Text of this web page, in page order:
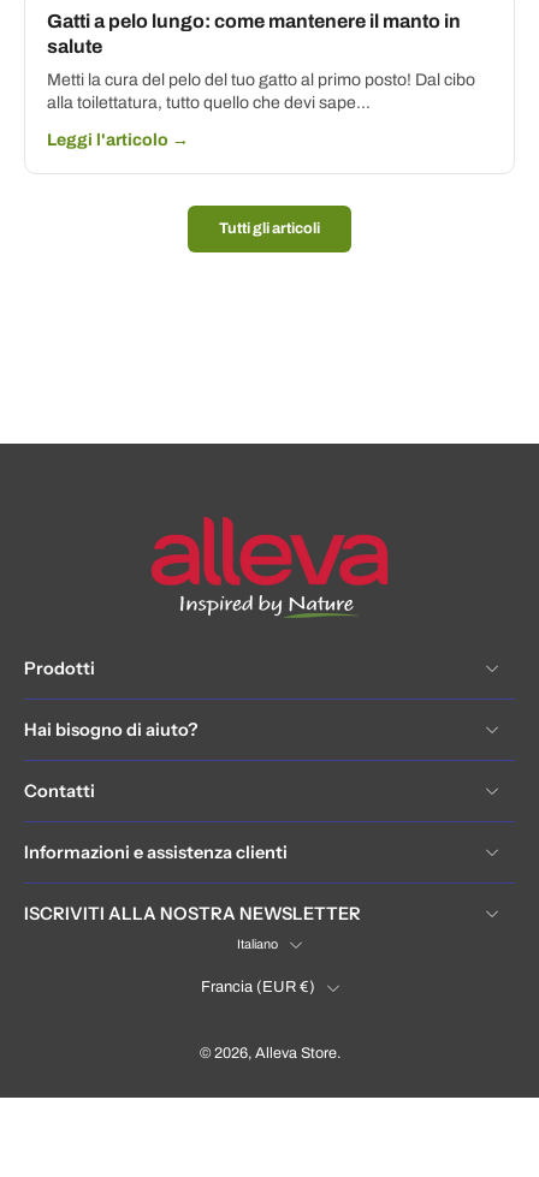
Gatti a pelo lungo: come mantenere il manto in
salute
Metti la cura del pelo del tuo gatto al primo posto! Dal cibo
alla toilettatura, tutto quello che devi sape...
Leggi l'articolo →
Tutti gli articoli
Prodotti
Hai bisogno di aiuto?
Contatti
Informazioni e assistenza clienti
ISCRIVITI ALLA NOSTRA NEWSLETTER
Italiano
Francia ‎(EUR €)‎
© 2026, Alleva Store.